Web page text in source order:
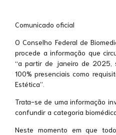
Comunicado oficial
O Conselho Federal de
procede a informação que
“a partir de janeiro de 2025,
100% presenciais como
Estética”.
Trata-se de uma informação
confundir a categoria
Neste momento em que